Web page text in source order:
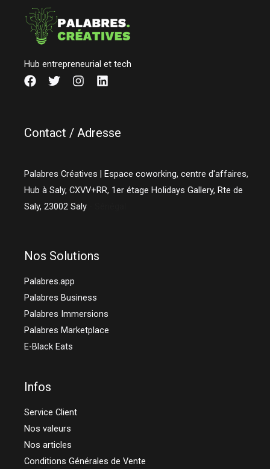
Hub entrepreneurial et tech
Contact / Adresse
Palabres Créatives | Espace coworking, centre d'affaires,
Hub à Saly, CXVV+RR, 1er étage Holidays Gallery, Rte de
Saly,23002 Saly
Nos Solutions
Palabres.app
Palabres Business
Palabres Immersions
Palabres Marketplace
E-Black Eats
Infos
Service Client
Nos valeurs
Nos articles
Conditions Générales de Vente